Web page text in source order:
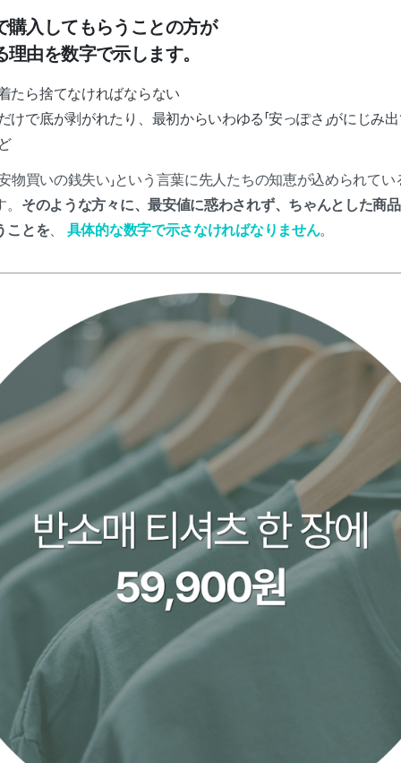
購入してもらうことの方が
由を数字で示します。
たら捨てなければならない
けで底が剥がれたり、最初からいわゆる「安っぽさ」がにじみ
物買いの銭失い」という言葉に先人たちの知恵が込められて
そのような方々に、最安値に惑わされず、ちゃんとした商
ことを、 具体的な数字で示さなければなりません。